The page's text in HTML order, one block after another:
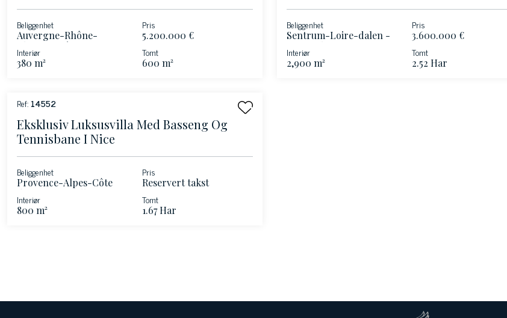
Beliggenhet
Auvergne-Rhône-
Alpene - Mègeve
Pris
5.200.000 €
Interiør
380 m²
Tomt
600 m²
Beliggenhet
Sentrum-Loire-dalen -
Pris
3.600.000 €
Interiør
2,900 m²
Tomt
2.52 Har
Ref: 14552
Eksklusiv Luksusvilla Med Basseng Og
Tennisbane I Nice
Beliggenhet
Provence-Alpes-Côte
d'Azur - La Colle-sur-
Loup
Pris
Reservert takst
Interiør
800 m²
Tomt
1.67 Har